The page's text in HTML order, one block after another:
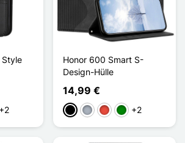
Style
+2
Honor 600 Smart S-
Design-Hülle
14,99 €
Schwarz
GrauRot Grün+2